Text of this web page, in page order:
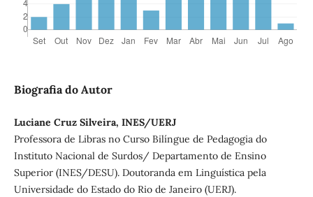
Biografia do Autor
Luciane Cruz Silveira, INES/UERJ
Professora de Libras no Curso Bilíngue de Pedagogia do
Instituto Nacional de Surdos/ Departamento de Ensino
Superior (INES/DESU). Doutoranda em Linguística pela
Universidade do Estado do Rio de Janeiro (UERJ).